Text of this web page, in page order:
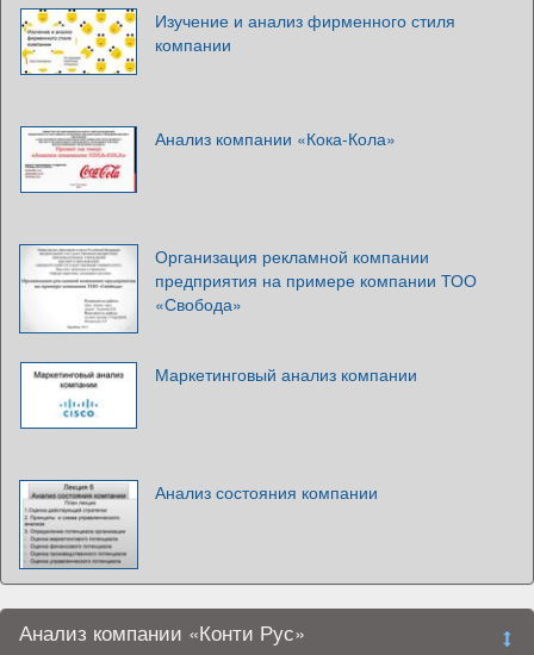
Изучение и анализ фирменного стиля
компании
Анализ компании «Кока-Кола»
Организация рекламной компании
предприятия на примере компании ТОО
«Свобода»
Маркетинговый анализ компании
Анализ состояния компании
Анализ компании «Конти Рус»